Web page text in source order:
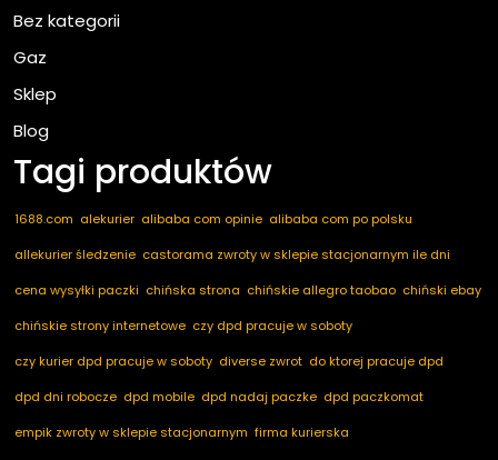
Bez kategorii
Gaz
Sklep
Blog
Tagi produktów
1688.com alekurier alibaba com opinie alibaba com po polsku
allekurier śledzenie castorama zwroty w sklepie stacjonarnym ile dni
cena wysyłki paczki chińska strona chińskie allegro taobao chiński ebay
chińskie strony internetowe czy dpd pracuje w soboty
czy kurier dpd pracuje w soboty diverse zwrot do ktorej pracuje dpd
dpd dni robocze dpd mobile dpd nadaj paczke dpd paczkomat
empik zwroty w sklepie stacjonarnym firma kurierska